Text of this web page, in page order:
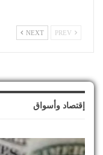
NEXT
إقتصاد وأسواق